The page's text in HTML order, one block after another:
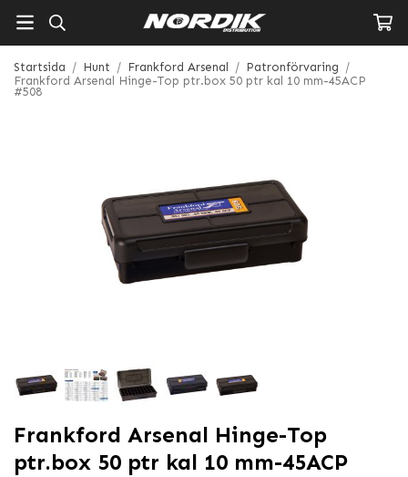
Startsida / Hunt / Frankford Arsenal / Patronförvaring /
Frankford Arsenal Hinge-Top ptr.box 50 ptr kal 10 mm-45ACP
#508
Frankford Arsenal Hinge-Top
ptr.box 50 ptr kal 10 mm-45ACP